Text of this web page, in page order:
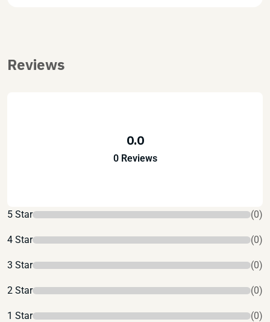
Reviews
0.0
0 Reviews
5 Star (0)
4 Star (0)
3 Star (0)
2 Star (0)
1 Star (0)